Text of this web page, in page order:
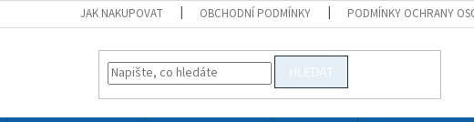
JAK NAKUPOVAT OBCHODNÍ PODMÍNKY PODMÍNKY OCHRANY
HLEDAT